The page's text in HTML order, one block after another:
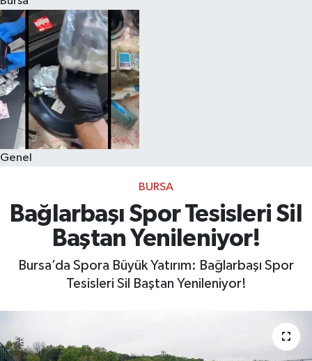
Genel
BURSA
Bağlarbaşı Spor Tesisleri Sil
Baştan Yenileniyor!
Bursa’da Spora Büyük Yatırım: Bağlarbaşı Spor
Tesisleri Sil Baştan Yenileniyor!
Eğitim
Sağlık
Dünya
Magazin
Kültür & Sanat
Teknoloji
Bilim
Bilim, Teknoloji